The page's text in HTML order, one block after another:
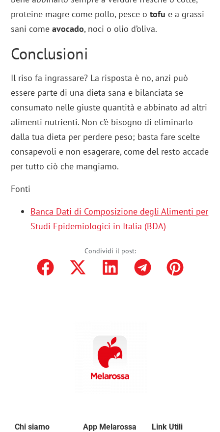
proteine magre come pollo, pesce otofu e a grassi
sani comeavocado, noci o olio d’oliva.
Conclusioni
Il riso fa ingrassare? La risposta è no, anzi può
essere parte di una dieta sana e bilanciata se
consumato nelle giuste quantità e abbinato ad altri
alimenti nutrienti. Non c’è bisogno di eliminarlo
dalla tua dieta per perdere peso; basta fare scelte
consapevoli e non esagerare, come del resto accade
per tutto ciò che mangiamo.
Fonti
Banca Dati di Composizione degli Alimenti per
Studi Epidemiologici in Italia (BDA)
Condividi il post:
Chi siamo App Melarossa Link Utili